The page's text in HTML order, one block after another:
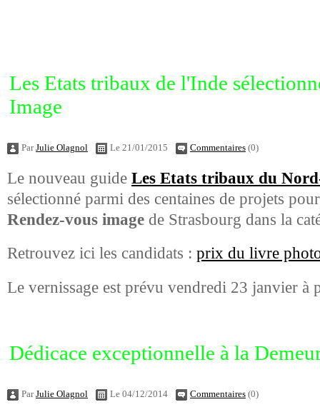
Les Etats tribaux de l'Inde
Image
ParJulie Olagnol Le 21/01/2015 Commentaires (0)
Le nouveau guide Les Etats tribaux du
sélectionné parmi des centaines de projets
Rendez-vous image de Strasbourg dans la
Retrouvez ici les candidats : prix du livre
Le vernissage est prévu vendredi 23 janvier à
Dédicace exceptionnelle à la
ParJulie Olagnol Le 04/12/2014 Commentaires (0)